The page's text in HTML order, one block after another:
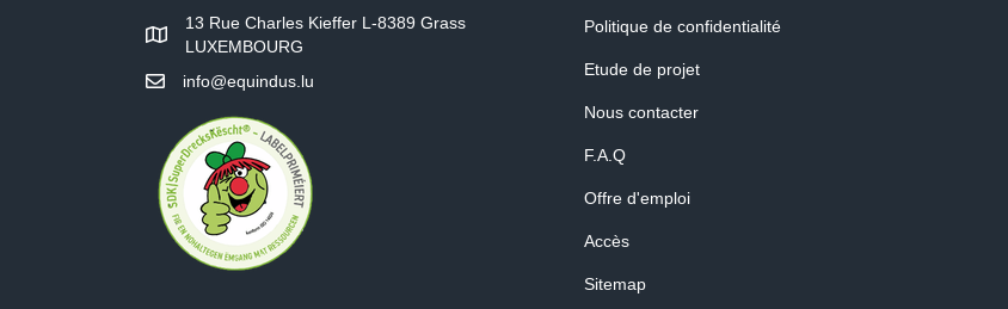
13 Rue Charles Kieffer L-8389 Grass
LUXEMBOURG
info@equindus.lu
Politique de confidentialité
Etude de projet
Nous contacter
F.A.Q
Offre d'emploi
Accès
Sitemap